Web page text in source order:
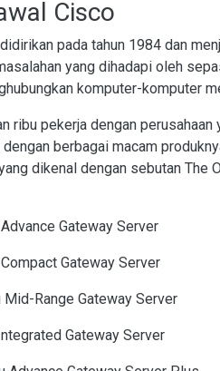
Cisco
pada tahun 1984 dan
yang dihadapi oleh
komputer-komputer
ribu pekerja dengan
berbagai macam
dikenal dengan sebutan
Gateway Server
Gateway Server
Mid-Range Gateway Server
Gateway Server